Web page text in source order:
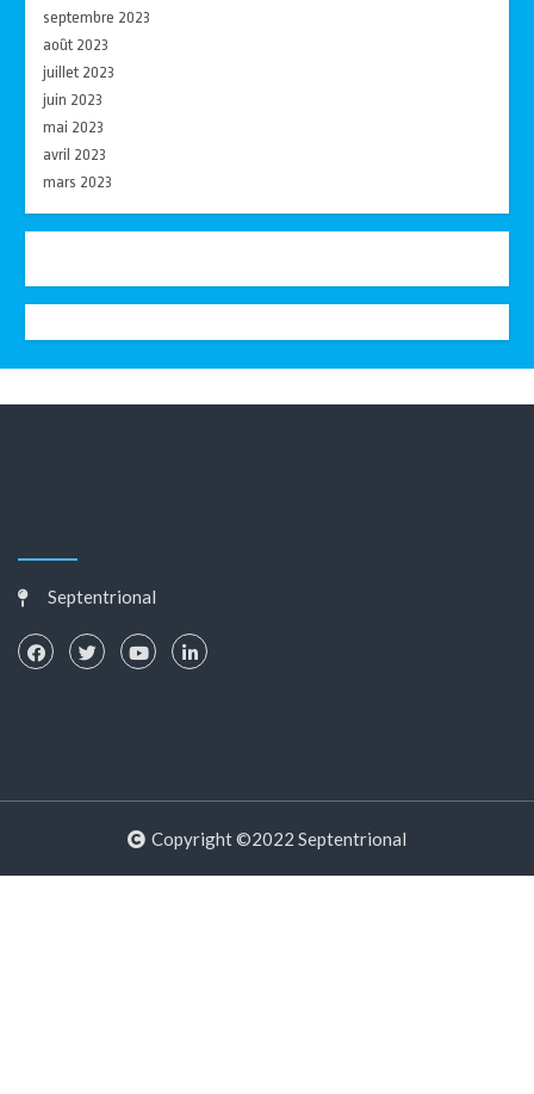
septembre 2023
août 2023
juillet 2023
juin 2023
mai 2023
avril 2023
mars 2023
Septentrional
Copyright ©2022 Septentrional